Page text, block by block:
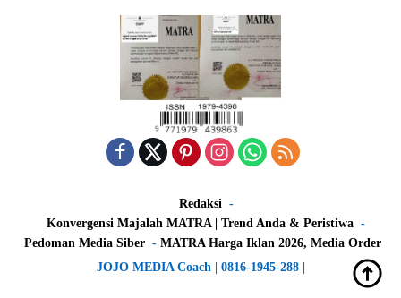
Redaksi
Konvergensi Majalah MATRA | Trend Anda & Peristiwa
Pedoman Media Siber
MATRA Harga Iklan 2026, Media Order
JOJO MEDIA Coach | 0816-1945-288 |